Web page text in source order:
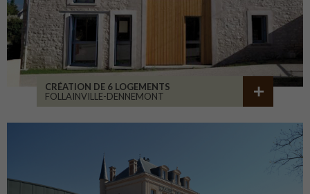
CRÉATION DE 6 LOGEMENTS
FOLLAINVILLE-DENNEMONT